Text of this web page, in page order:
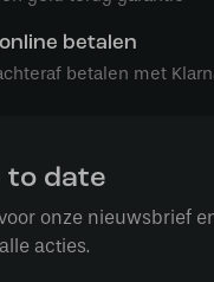
betalen
betalen met
to date
onze nieuwsbrief
acties.